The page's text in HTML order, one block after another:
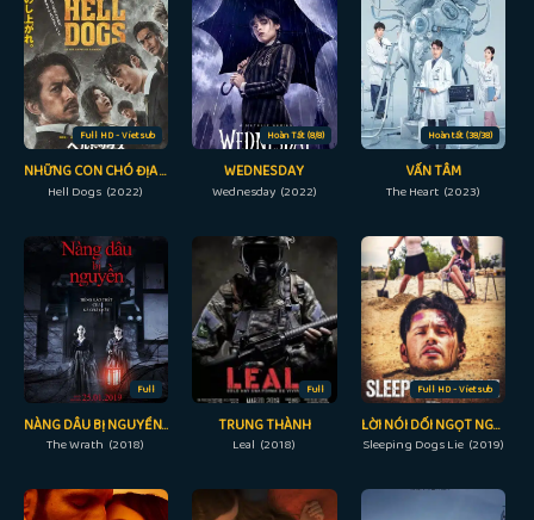
Full HD - Vietsub
NHỮNG CON CHÓ ĐỊA NGỤC
Hell Dogs (2022)
Hoàn Tất (8/8)
WEDNESDAY
Wednesday (2022)
Hoàn tất (38/38)
VẤN TÂM
The Heart (2023)
Full
NÀNG DÂU BỊ NGUYỀN RỦA
The Wrath (2018)
Full
TRUNG THÀNH
Leal (2018)
Full HD - Vietsub
LỜI NÓI DỐI NGỌT NGÀO
Sleeping Dogs Lie (2019)